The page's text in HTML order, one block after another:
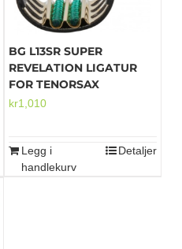
BG L13SR SUPER
REVELATION LIGATUR
FOR TENORSAX
kr1,010
Legg i
handlekurv
Detaljer